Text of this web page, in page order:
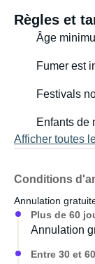
- Téléviseur
chambre.
- Ventilateur
Règles et
Âge
Fumer est
Festivals
Enfants de
Afficher toutes
Conditions
Annulation
Plus de 60
Annulation
Entre 30 et